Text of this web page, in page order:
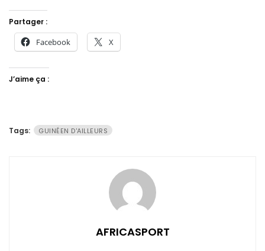
Partager :
Facebook X
J’aime ça :
Tags: GUINÉEN D'AILLEURS
AFRICASPORT